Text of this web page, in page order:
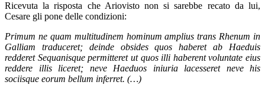
Ricevuta la risposta che Ariovisto non si sarebbe recato da lui,
Cesare gli pone delle condizioni:
Primum ne quam multitudinem hominum amplius trans Rhenum in
Galliam traduceret; deinde obsides quos haberet ab Haeduis
redderet Sequanisque permitteret ut quos illi haberent voluntate eius
reddere illis liceret; neve Haeduos iniuria lacesseret neve his
sociisque eorum bellum inferret. (…)